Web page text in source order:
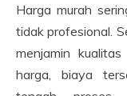
Harga murah
tidak profesional.
menjamin
harga, biaya